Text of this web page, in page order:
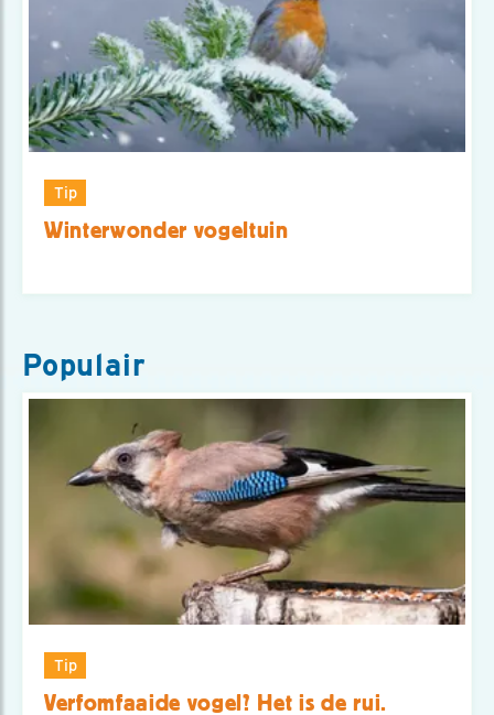
Tip
Winterwonder vogeltuin
Populair
Tip
Verfomfaaide vogel? Het is de rui.